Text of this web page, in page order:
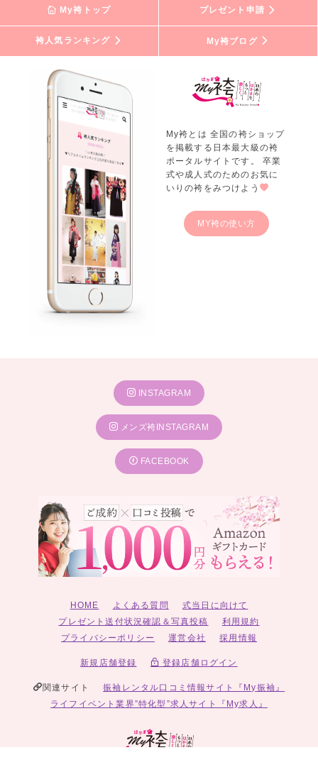
My袴トップ プレゼント申請
袴人気ランキング My袴ブログ
My袴とは 全国の袴ショップ
を掲載する日本最大級の袴
ポータルサイトです。 卒業
式や成人式のためのお気に
いりの袴をみつけよう
MY袴の使い方
INSTAGRAM
メンズ袴INSTAGRAM
FACEBOOK
HOME よくある質問
式当日に向けて
プレゼント送付状況確認＆写真投稿
利用規約
プライバシーポリシー
運営会社 採用情報
新規店舗登録 登録店舗ログイン
関連サイト
振袖レンタル口コミ情報サイト『My振袖』
ライフイベント業界”特化型”求人サイト『My求人』